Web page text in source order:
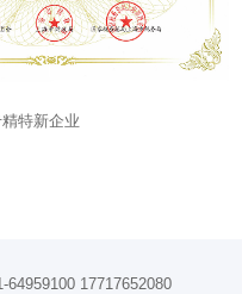
特新企业
64959100 17717652080